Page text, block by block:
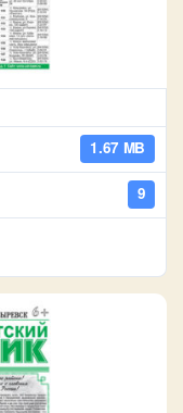
1.67 MB
9